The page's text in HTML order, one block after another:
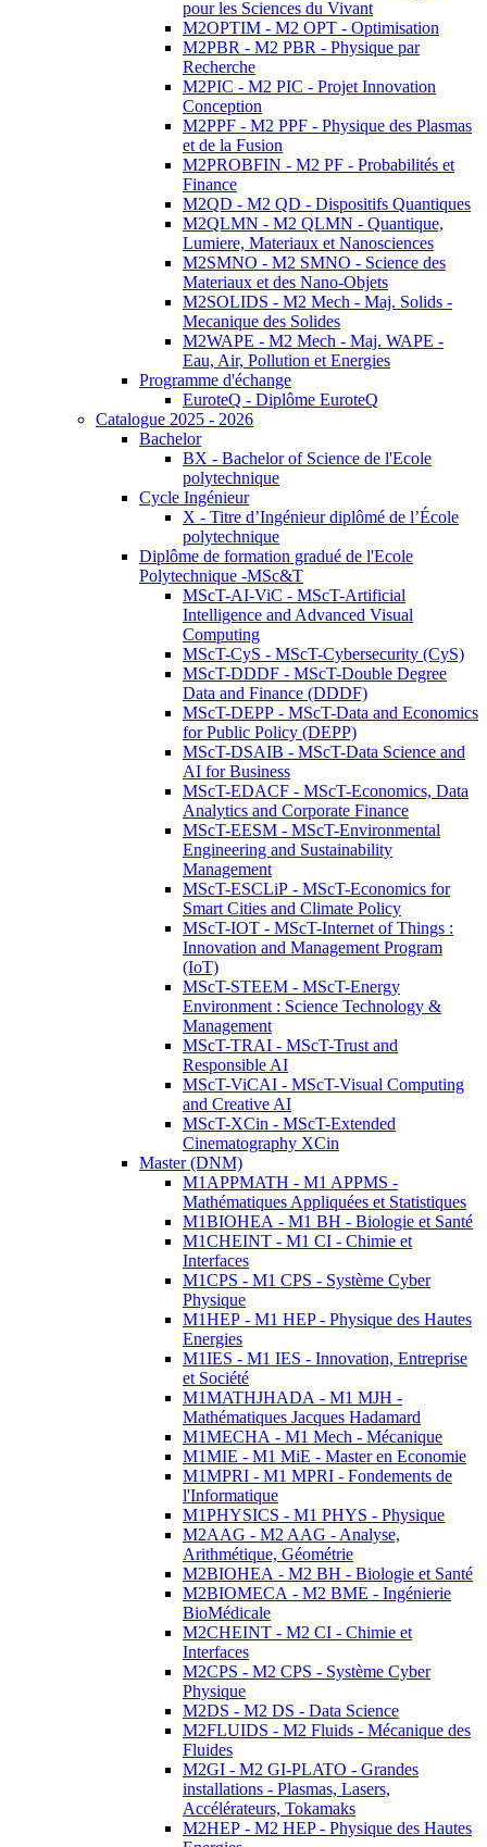
pour les Sciences du Vivant
M2OPTIM - M2 OPT - Optimisation
M2PBR - M2 PBR - Physique par
Recherche
M2PIC - M2 PIC - Projet Innovation
Conception
M2PPF - M2 PPF - Physique des Plasmas
et de la Fusion
M2PROBFIN - M2 PF - Probabilités et
Finance
M2QD - M2 QD - Dispositifs Quantiques
M2QLMN - M2 QLMN - Quantique,
Lumiere, Materiaux et Nanosciences
M2SMNO - M2 SMNO - Science des
Materiaux et des Nano-Objets
M2SOLIDS - M2 Mech - Maj. Solids -
Mecanique des Solides
M2WAPE - M2 Mech - Maj. WAPE -
Eau, Air, Pollution et Energies
Programme d'échange
EuroteQ - Diplôme EuroteQ
Catalogue 2025 - 2026
Bachelor
BX - Bachelor of Science de l'Ecole
polytechnique
Cycle Ingénieur
X - Titre d’Ingénieur diplômé de l’École
polytechnique
Diplôme de formation gradué de l'Ecole
Polytechnique -MSc&T
MScT-AI-ViC - MScT-Artificial
Intelligence and Advanced Visual
Computing
MScT-CyS - MScT-Cybersecurity (CyS)
MScT-DDDF - MScT-Double Degree
Data and Finance (DDDF)
MScT-DEPP - MScT-Data and Economics
for Public Policy (DEPP)
MScT-DSAIB - MScT-Data Science and
AI for Business
MScT-EDACF - MScT-Economics, Data
Analytics and Corporate Finance
MScT-EESM - MScT-Environmental
Engineering and Sustainability
Management
MScT-ESCLiP - MScT-Economics for
Smart Cities and Climate Policy
MScT-IOT - MScT-Internet of Things :
Innovation and Management Program
(IoT)
MScT-STEEM - MScT-Energy
Environment : Science Technology &
Management
MScT-TRAI - MScT-Trust and
Responsible AI
MScT-ViCAI - MScT-Visual Computing
and Creative AI
MScT-XCin - MScT-Extended
Cinematography XCin
Master (DNM)
M1APPMATH - M1 APPMS -
Mathématiques Appliquées et Statistiques
M1BIOHEA - M1 BH - Biologie et Santé
M1CHEINT - M1 CI - Chimie et
Interfaces
M1CPS - M1 CPS - Système Cyber
Physique
M1HEP - M1 HEP - Physique des Hautes
Energies
M1IES - M1 IES - Innovation, Entreprise
et Société
M1MATHJHADA - M1 MJH -
Mathématiques Jacques Hadamard
M1MECHA - M1 Mech - Mécanique
M1MIE - M1 MiE - Master en Economie
M1MPRI - M1 MPRI - Fondements de
l'Informatique
M1PHYSICS - M1 PHYS - Physique
M2AAG - M2 AAG - Analyse,
Arithmétique, Géométrie
M2BIOHEA - M2 BH - Biologie et Santé
M2BIOMECA - M2 BME - Ingénierie
BioMédicale
M2CHEINT - M2 CI - Chimie et
Interfaces
M2CPS - M2 CPS - Système Cyber
Physique
M2DS - M2 DS - Data Science
M2FLUIDS - M2 Fluids - Mécanique des
Fluides
M2GI - M2 GI-PLATO - Grandes
installations - Plasmas, Lasers,
Accélérateurs, Tokamaks
M2HEP - M2 HEP - Physique des Hautes